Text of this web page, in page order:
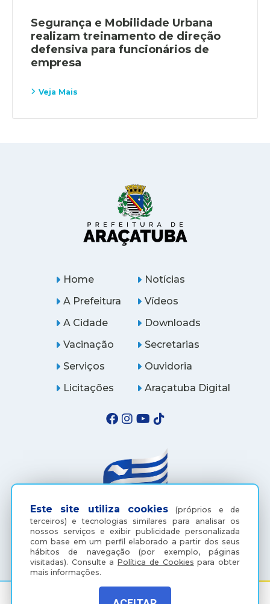
Segurança e Mobilidade Urbana
realizam treinamento de direção
defensiva para funcionários de
empresa
Veja Mais
Este site utiliza cookies (próprios e de
terceiros) e tecnologias similares para analisar os
nossos serviços e exibir publicidade personalizada
com base em um perfil elaborado a partir dos seus
hábitos de navegação (por exemplo, páginas
visitadas). Consulte aPolítica de Cookies para obter
mais informações.
Home
A Prefeitura
A Cidade
Notícias
Vídeos
Downloads
Vacinação
Serviços
Licitações
Secretarias
Ouvidoria
Araçatuba Digital
(18) 3607-6500